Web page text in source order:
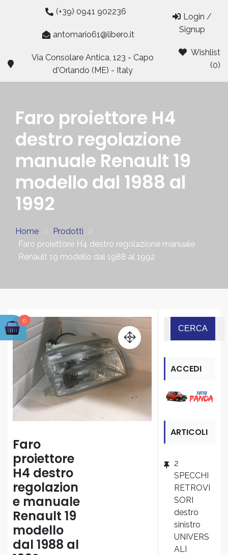
(+39) 0941 902236
antomario61@libero.it
Via Consolare Antica, 123 - Capo
d'Orlando (ME) - Italy
Login /
Signup
Wishlist
(0)
Faro proiettore H4
destro regolazione
manuale Renault 19
modello dal 1988 al
1992
Home
Prodotti
Faro proiettore H4 destro regolazione manuale
Renault 19 modello dal 1988 al 1992
Faro
proiettore
H4 destro
regolazion
e manuale
Renault 19
modello
dal 1988 al
ACCEDI
ALLA
“PANDA”
ARTICOLI
2
SPECCHI
RETROVI
SORI
destro
sinistro
UNIVERS
ALI
0